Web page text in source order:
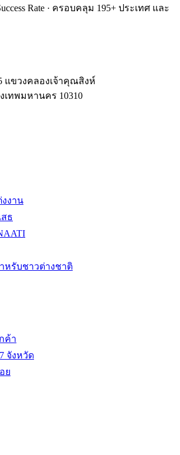
Rate · ครอบคลุม 195+ ประเทศ และ
แขวงคลองเจ้าคุณสิงห์
เทพมหานคร 10310
งาน
ธ
หรับชาวต่างชาติ
ค้า
จังหวัด
ย